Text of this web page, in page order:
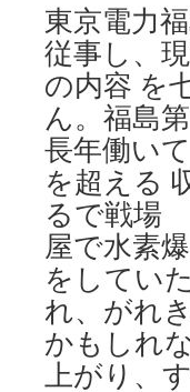
東京電力
従事し、
の内容 を
ん。福島
長年働い
を超える
るで戦場
屋で水素
をしてい
れ、がれ
かもしれ
上がり、